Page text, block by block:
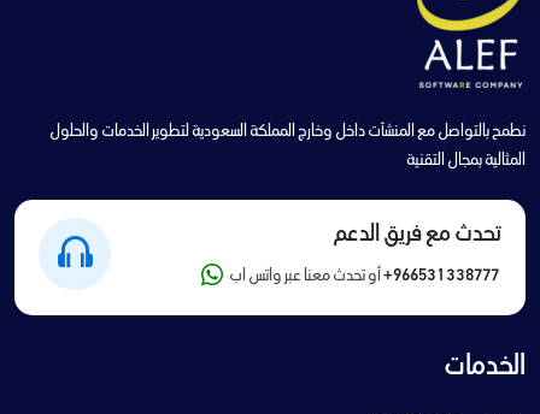
نطمح بالتواصل مع المنشآت داخل وخارج المملكة السعودية لتطوير الخدمات والحلول
المثالية بمجال التقنية
تحدث مع فريق الدعم
+966531338777 أو تحدث معنا عبر واتس اب
الخدمات